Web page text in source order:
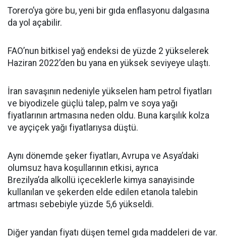
Torero’ya göre bu, yeni bir gıda enflasyonu dalgasına
da yol açabilir.
FAO’nun bitkisel yağ endeksi de yüzde 2 yükselerek
Haziran 2022’den bu yana en yüksek seviyeye ulaştı.
İran savaşının nedeniyle yükselen ham petrol fiyatları
ve biyodizele güçlü talep, palm ve soya yağı
fiyatlarının artmasına neden oldu. Buna karşılık kolza
ve ayçiçek yağı fiyatlarıysa düştü.
Aynı dönemde şeker fiyatları, Avrupa ve Asya’daki
olumsuz hava koşullarının etkisi, ayrıca
Brezilya’da alkollü içeceklerle kimya sanayisinde
kullanılan ve şekerden elde edilen etanola talebin
artması sebebiyle yüzde 5,6 yükseldi.
Diğer yandan fiyatı düşen temel gıda maddeleri de var.